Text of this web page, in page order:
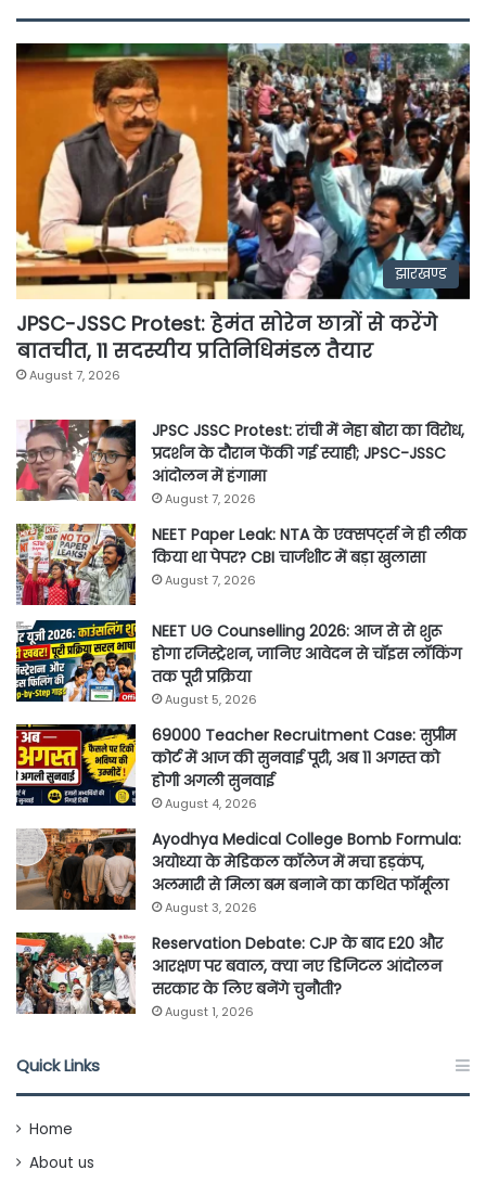
झारखण्ड
JPSC-JSSC Protest: हेमंत सोरेन छात्रों से करेंगे
बातचीत, 11 सदस्यीय प्रतिनिधिमंडल तैयार
August 7, 2026
JPSC JSSC Protest: रांची में नेहा बोरा का विरोध,
प्रदर्शन के दौरान फेंकी गई स्याही; JPSC-JSSC
आंदोलन में हंगामा
August 7, 2026
NEET Paper Leak: NTA के एक्सपर्ट्स ने ही लीक
किया था पेपर? CBI चार्जशीट में बड़ा खुलासा
August 7, 2026
NEET UG Counselling 2026: आज से से शुरू
होगा रजिस्ट्रेशन, जानिए आवेदन से चॉइस लॉकिंग
तक पूरी प्रक्रिया
August 5, 2026
69000 Teacher Recruitment Case: सुप्रीम
कोर्ट में आज की सुनवाई पूरी, अब 11 अगस्त को
होगी अगली सुनवाई
August 4, 2026
Ayodhya Medical College Bomb Formula:
अयोध्या के मेडिकल कॉलेज में मचा हड़कंप,
अलमारी से मिला बम बनाने का कथित फॉर्मूला
August 3, 2026
Reservation Debate: CJP के बाद E20 और
आरक्षण पर बवाल, क्या नए डिजिटल आंदोलन
सरकार के लिए बनेंगे चुनौती?
August 1, 2026
Quick Links
Home
About us